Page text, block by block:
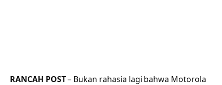
RANCAH POST– Bukan rahasia lagi bahwa Motorola